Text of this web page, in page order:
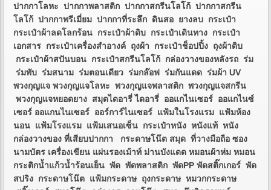
ปากกาโลหะ ปากกาพลาสติก ปากกาสกรีนโลโก้ ปากกาสกรีน
โลโก้ ปากกาพรีเมี่ยม ปากกาที่ระลึก ดินสอ ยางลบ กระเป๋า
กระเป๋าผ้าลดโลกร้อน กระเป๋าผ้าดิบ กระเป๋าเดินทาง กระเป๋า
เอกสาร กระเป๋าเครื่องสำอางค์ ถุงผ้า กระเป๋าช็อปปิ้ง ถุงผ้าดิบ
กระเป๋าผ้าสปันบอน กระเป๋าสกรีนโลโก้ กล่องวางของหลังรถ ร่ม
ร่มพับ ร่มสนาม ร่มตอนเดียว ร่มกล๊อฟ ร่มกันแดด ร่มผ้า UV
พวงกุญแจ พวงกุญแจโลหะ พวงกุญแจพลาสติก พวงกุญแจสกรีน
พวงกุญแจหยอดยาง สมุดไดอารี่ ไดอารี่ ออแกไนเซอร์ ออแกไนซ์
เซอร์ ออแกนไนเซอร์ ออร์การ์ไนเซอร์ แฟ้มในโรงแรม แฟ้มห้อง
นอน แฟ้มโรงแรม แฟ้มเสนอเซ็น กระเป๋าหนัง หนังแท้ หนัง
กล่องวางของ ที่เสียบปากกา กระดาษโน๊ต สมุด ที่วางมือถือ ซอง
นามบัตร เครื่องเขียน แผ่นรองเม้าท์ ม่านบังแดด หมอนผ้าห่ม หมอน
กระติกน้ำแก้วน้ำร้อนเย็น พัด พัดพลาสติก พัดPP พัดสติ๊กเกอร์ พัด
สปริง กระดาษโน๊ต แฟ้มกระดาษ ถุงกระดาษ หมวกกระดาษ